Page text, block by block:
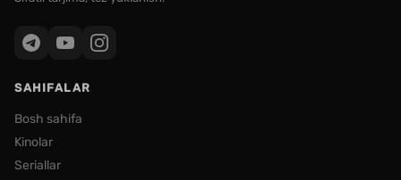
SAHIFALAR
Bosh sahifa
Kinolar
Seriallar